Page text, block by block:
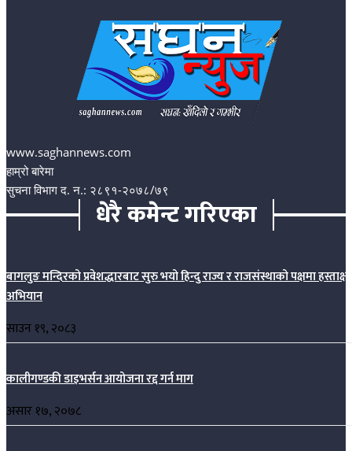
www.saghannews.com
हाम्रो बारेमा
सुचना विभाग द. न.: २८९१-२०७८/७९
धेरै कमेन्ट गरिएका
बागलुङ मन्दिरको प्रवेशद्धारबाट सुरु भयो हिन्दु राज्य र राजसंस्थाको पक्षमा
अभियान
साउन १९, २०८३
कालीगण्डकी डाइभर्सन आयोजना रद्द गर्न माग
असार १७, २०७८